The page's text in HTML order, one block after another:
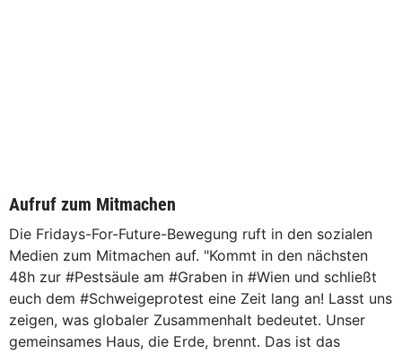
Aufruf zum Mitmachen
Die Fridays-For-Future-Bewegung ruft in den sozialen
Medien zum Mitmachen auf. "Kommt in den nächsten
48h zur #Pestsäule am #Graben in #Wien und schließt
euch dem #Schweigeprotest eine Zeit lang an! Lasst uns
zeigen, was globaler Zusammenhalt bedeutet. Unser
gemeinsames Haus, die Erde, brennt. Das ist das